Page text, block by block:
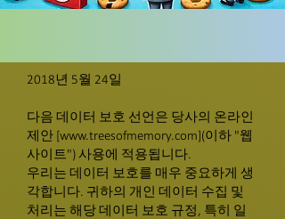
2018년 5월 24일
다음 데이터 보호 선언은 당사의 온라인
제안 [ www.treesofmemory.com ](이하 "웹
사이트") 사용에 적용됩니다.
우리는 데이터 보호를 매우 중요하게 생
각합니다. 귀하의 개인 데이터 수집 및
처리는 해당 데이터 보호 규정, 특히 일